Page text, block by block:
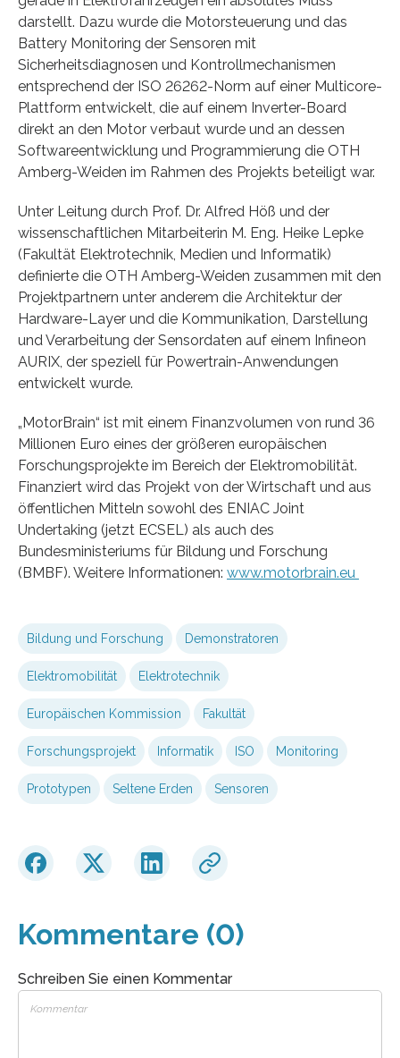
darstellt. Dazu wurde die Motorsteuerung und das
Battery Monitoring der Sensoren mit
Sicherheitsdiagnosen und Kontrollmechanismen
entsprechend der ISO 26262-Norm auf einer Multicore-
Plattform entwickelt, die auf einem Inverter-Board
direkt an den Motor verbaut wurde und an dessen
Softwareentwicklung und Programmierung die OTH
Amberg-Weiden im Rahmen des Projekts beteiligt war.
Unter Leitung durch Prof. Dr. Alfred Höß und der
wissenschaftlichen Mitarbeiterin M. Eng. Heike Lepke
(Fakultät Elektrotechnik, Medien und Informatik)
definierte die OTH Amberg-Weiden zusammen mit den
Projektpartnern unter anderem die Architektur der
Hardware-Layer und die Kommunikation, Darstellung
und Verarbeitung der Sensordaten auf einem Infineon
AURIX, der speziell für Powertrain-Anwendungen
entwickelt wurde.
„MotorBrain“ ist mit einem Finanzvolumen von rund 36
Millionen Euro eines der größeren europäischen
Forschungsprojekte im Bereich der Elektromobilität.
Finanziert wird das Projekt von der Wirtschaft und aus
öffentlichen Mitteln sowohl des ENIAC Joint
Undertaking (jetzt ECSEL) als auch des
Bundesministeriums für Bildung und Forschung
(BMBF). Weitere Informationen: www.motorbrain.eu
Bildung und Forschung Demonstratoren
Elektromobilität Elektrotechnik
Europäischen Kommission Fakultät
Forschungsprojekt Informatik ISO Monitoring
Prototypen Seltene Erden Sensoren
Kommentare (0)
Schreiben Sie einen Kommentar